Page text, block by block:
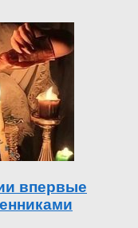
впервые